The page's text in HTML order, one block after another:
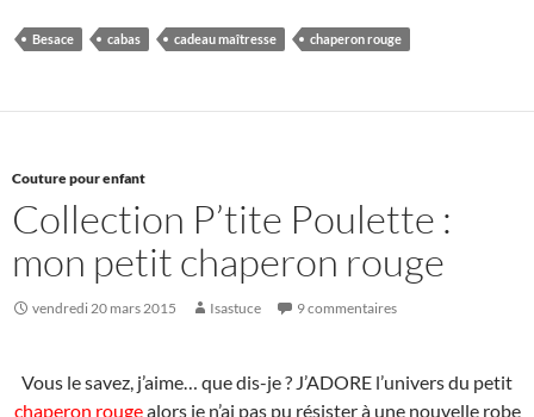
Besace cabas cadeau maîtresse chaperon rouge
Couture pour enfant
Collection P’tite Poulette :
mon petit chaperon rouge
vendredi 20 mars 2015 Isastuce 9 commentaires
Vous le savez, j’aime… que dis-je ? J’ADORE l’univers du petit
chaperon rougealors je n’ai pas pu résister à une nouvelle robe